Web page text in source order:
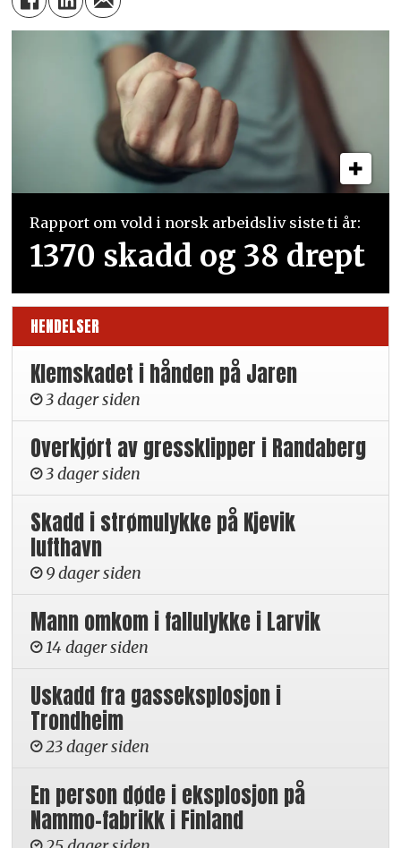
Rapport om vold i norsk arbeidsliv siste ti år:
1370 skadd og 38 drept
HENDELSER
Klemskadet i hånden på Jaren
3 dager siden
Overkjørt av gressklipper i Randaberg
3 dager siden
Skadd i strømulykke på Kjevik
lufthavn
9 dager siden
Mann omkom i fallulykke i Larvik
14 dager siden
Uskadd fra gasseksplosjon i
Trondheim
23 dager siden
En person døde i eksplosjon på
Nammo-fabrikk i Finland